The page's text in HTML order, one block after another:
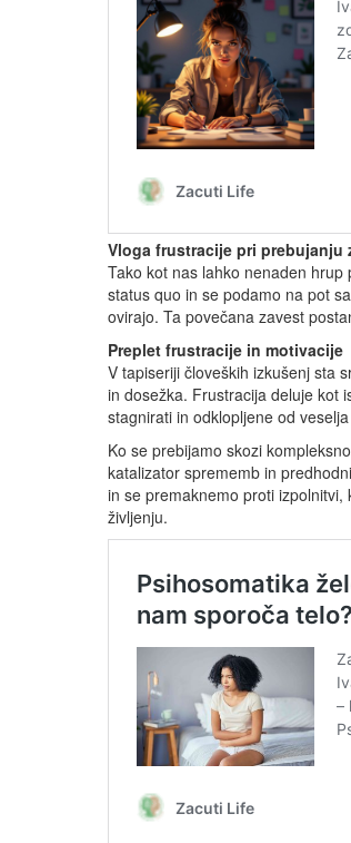
Vloga frustracije pri prebujanju
Tako kot nas lahko nenaden
status quo in se podamo na pot
ovirajo. Ta povečana zavest
Preplet frustracije in motivacije
V tapiseriji človeških izkušenj sta
in dosežka. Frustracija deluje kot
stagnirati in odklopljene od
Ko se prebijamo skozi
katalizator sprememb in
in se premaknemo proti
življenju.